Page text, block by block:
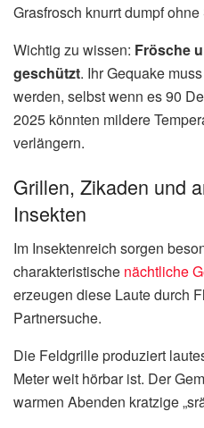
Grasfrosch knurrt dumpf
Wichtig zu wissen: Frösche
geschützt. Ihr Gequake
werden, selbst wenn es 90
2025 könnten mildere
verlängern.
Grillen, Zikaden und
Insekten
Im Insektenreich sorgen
charakteristische nächtliche
erzeugen diese Laute durch
Partnersuche.
Die Feldgrille produziert
Meter weit hörbar ist. Der
warmen Abenden kratzige